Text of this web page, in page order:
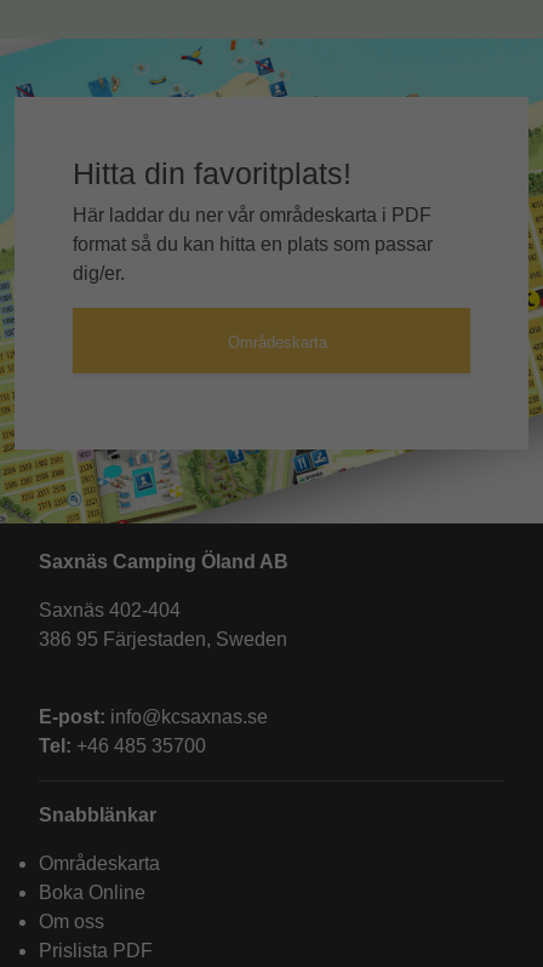
Hitta din favoritplats!
Här laddar du ner vår områdeskarta i PDF
format så du kan hitta en plats som passar
dig/er.
Områdeskarta
Saxnäs Camping Öland AB
Saxnäs 402-404
386 95 Färjestaden, Sweden
E-post: info@kcsaxnas.se
Tel: +46 485 35700
Snabblänkar
Områdeskarta
Boka Online
Om oss
Prislista PDF